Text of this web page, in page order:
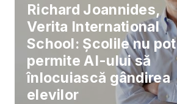
Richard Joannides,
Verita International
School: Școlile nu pot
permite AI-ului să
înlocuiască gândirea
elevilor